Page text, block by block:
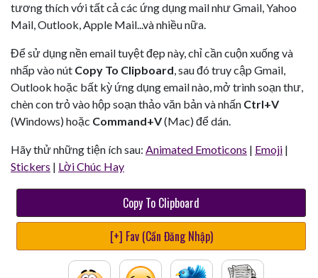
tương thích với tất cả các ứng dụng mail như Gmail, Yahoo
Mail, Outlook, Apple Mail...và nhiều nữa.
Để sử dụng nền email tuyệt đẹp này, chỉ cần cuộn xuống và
nhấp vào nút Copy To Clipboard, sau đó truy cập Gmail,
Outlook hoặc bất kỳ ứng dụng email nào, mở trình soạn thư,
chèn con trỏ vào hộp soạn thảo văn bản và nhấn Ctrl+V
(Windows) hoặc Command+V(Mac) để dán.
Hãy thử những tiện ích sau: Animated Emoticons | Emoji |
Stickers | Lời Chúc Hay
Copy To Clipboard
[+] Fav (Cần Đăng Nhập)